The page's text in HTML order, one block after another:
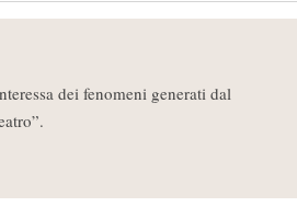
dei fenomeni generati dal